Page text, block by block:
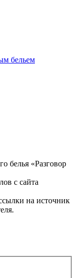
бельем
белья «Разговор
с сайта
на источник